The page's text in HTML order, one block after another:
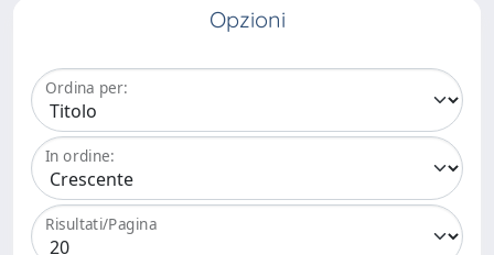
Opzioni
Ordina per:
In ordine:
Risultati/Pagina